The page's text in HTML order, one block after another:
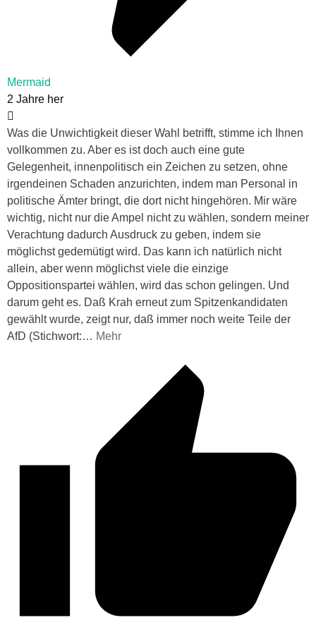
Mermaid
2 Jahre her
Was die Unwichtigkeit dieser Wahl betrifft, stimme ich Ihnen
vollkommen zu. Aber es ist doch auch eine gute
Gelegenheit, innenpolitisch ein Zeichen zu setzen, ohne
irgendeinen Schaden anzurichten, indem man Personal in
politische Ämter bringt, die dort nicht hingehören. Mir wäre
wichtig, nicht nur die Ampel nicht zu wählen, sondern meiner
Verachtung dadurch Ausdruck zu geben, indem sie
möglichst gedemütigt wird. Das kann ich natürlich nicht
allein, aber wenn möglichst viele die einzige
Oppositionspartei wählen, wird das schon gelingen. Und
darum geht es. Daß Krah erneut zum Spitzenkandidaten
gewählt wurde, zeigt nur, daß immer noch weite Teile der
AfD (Stichwort:… Mehr